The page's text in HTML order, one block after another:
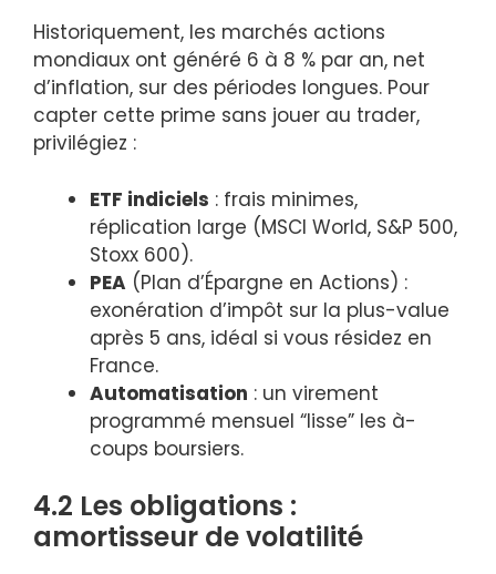
Historiquement, les marchés actions
mondiaux ont généré 6 à 8 % par an, net
d’inflation, sur des périodes longues. Pour
capter cette prime sans jouer au trader,
privilégiez :
ETF indiciels : frais minimes,
réplication large (MSCI World, S&P 500,
Stoxx 600).
PEA (Plan d’Épargne en Actions) :
exonération d’impôt sur la plus-value
après 5 ans, idéal si vous résidez en
France.
Automatisation : un virement
programmé mensuel “lisse” les à-
coups boursiers.
4.2 Les obligations :
amortisseur de volatilité